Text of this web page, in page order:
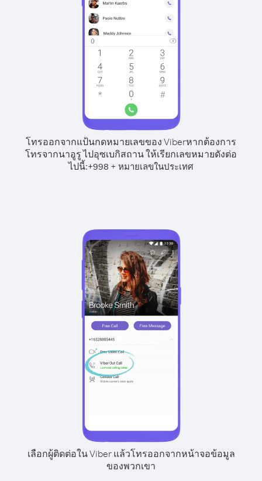
โทรออกจากแป้นกดหมายเลขของ Viberหากต้องการ
โทรจากนาอูรู ไปอุซเบกิสถาน ให้เรียกเลขหมายดังต่อ
ไปนี้:+998 + หมายเลขในประเทศ
เลือกผู้ติดต่อใน Viber แล้วโทรออกจากหน้าจอข้อมูล
ของพวกเขา